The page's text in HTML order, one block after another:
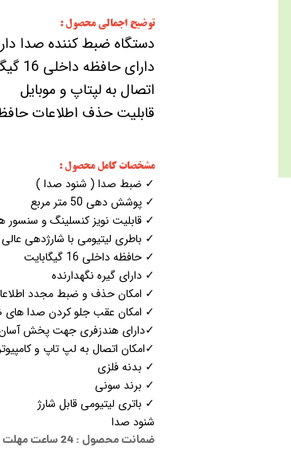
توضیح اجمالی محصول :
دستگاه ضبط کننده صدا
اتصال به لپتاپ و موبایل
قابلیت حذف اطلاعات
مشخصات کامل محصول :
✓ ضبط صدا ( شنود صدا )
✓ پوشش دهی 50 متر مربع
✓ قابلیت نویز کنسلینگ و
✓ باطری لیتیومی با شارژدهی عالی
✓ حافظه داخلی 16 گیگابایت
✓ دارای گیره نگهدارنده
✓ امکان حذف و ضبط مجدد
✓ امکان عقب جلو کردن صدا
✓دارای هندزفری جهت پخش
✓امکان اتصال به لپ تاپ و
✓ بدنه فلزی
✓ برند سونی
✓ باتری لیتیومی قابل شارژ
شنود صدا
ضمانت محصول : 24 ساعت مهلت تست